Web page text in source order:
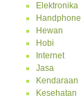
Elektronika
Handphone
Hewan
Hobi
Internet
Jasa
Kendaraan
Kesehatan